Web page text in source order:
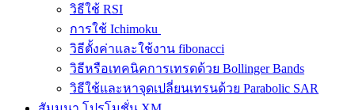
วิธีใช้ RSI
การใช้ Ichimoku
วิธีตั้งค่าและใช้งาน fibonacci
วิธีหรือเทคนิคการเทรดด้วย Bollinger Bands
วิธีใช้และหาจุดเปลี่ยนเทรนด้วย Parabolic SAR